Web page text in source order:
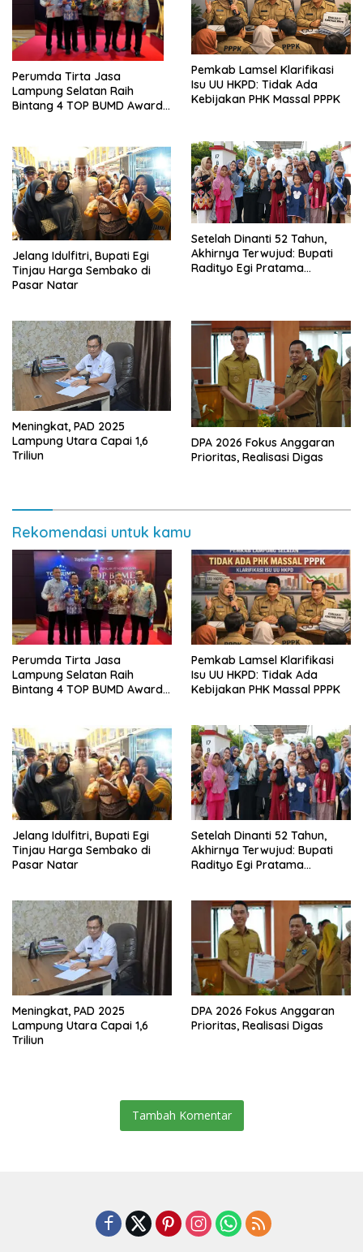
Perumda Tirta Jasa
Lampung Selatan Raih
Bintang 4 TOP BUMD Awards
Pemkab Lamsel Klarifikasi
Isu UU HKPD: Tidak Ada
Kebijakan PHK Massal PPPK
Jelang Idulfitri, Bupati Egi
Tinjau Harga Sembako di
Pasar Natar
Setelah Dinanti 52 Tahun,
Akhirnya Terwujud: Bupati
Radityo Egi Pratama
Meningkat, PAD 2025
Lampung Utara Capai 1,6
Triliun
DPA 2026 Fokus Anggaran
Prioritas, Realisasi Digas
Rekomendasi untuk kamu
Perumda Tirta Jasa
Lampung Selatan Raih
Bintang 4 TOP BUMD Awards
Pemkab Lamsel Klarifikasi
Isu UU HKPD: Tidak Ada
Kebijakan PHK Massal PPPK
Jelang Idulfitri, Bupati Egi
Tinjau Harga Sembako di
Pasar Natar
Setelah Dinanti 52 Tahun,
Akhirnya Terwujud: Bupati
Radityo Egi Pratama
Meningkat, PAD 2025
Lampung Utara Capai 1,6
Triliun
DPA 2026 Fokus Anggaran
Prioritas, Realisasi Digas
Tambah Komentar